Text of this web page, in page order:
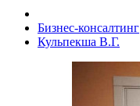
Бизнес-консалтинг
Кульпекша В.Г.